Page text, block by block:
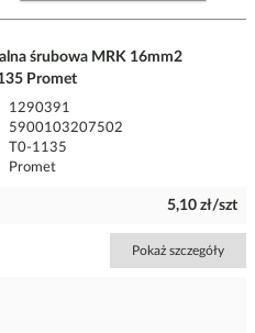
śrubowa MRK 16mm2
Promet
1290391
5900103207502
T0-1135
Promet
5,10 zł/szt
Pokaż szczegóły